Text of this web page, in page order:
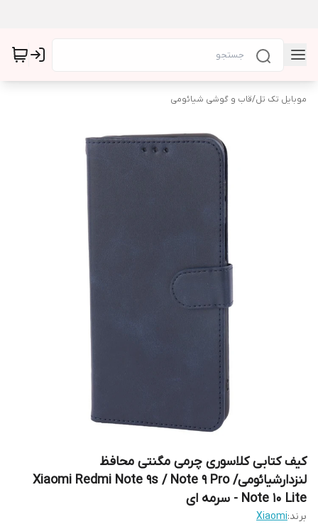
موبایل تک تل/قاب و گوشی شیائومی
کیف کتابی کلاسوری چرمی مگنتی محافظ
لنزدارشیائومیXiaomi Redmi Note 9s / Note 9 Pro /
Note 10 Lite - سرمه ای
برند:Xiaomi